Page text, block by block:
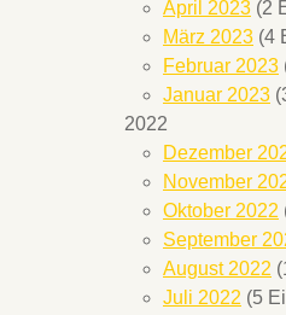
April 2023 (2
März 2023 (4
Februar 2023
Januar 2023
2022
Dezember
November
Oktober 2022
September
August 2022
Juli 2022 (5